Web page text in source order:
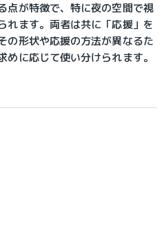
点が特徴で、特に夜の空間で視
れます。両者は共に「応援」を
の形状や応援の方法が異なるた
に応じて使い分けられます。